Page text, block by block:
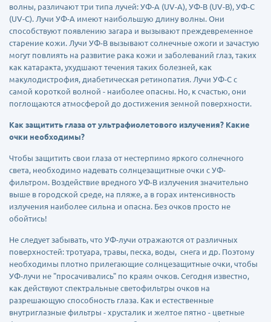
волны, различают три типа лучей: УФ-А (UV-A), УФ-В (UV-B), УФ-С
(UV-C). Лучи УФ-А имеют наибольшую длину волны. Они
способствуют появлению загара и вызывают преждевременное
старение кожи. Лучи УФ-В вызывают солнечные ожоги и зачастую
могут повлиять на развитие рака кожи и заболеваний глаз, таких
как катаракта, ухудшают течения таких болезней, как
макулодистрофия, диабетическая ретинопатия. Лучи УФ-С с
самой короткой волной - наиболее опасны. Но, к счастью, они
поглощаются атмосферой до достижения земной поверхности.
Как защитить глаза от ультрафиолетового излучения? Какие
очки необходимы?
Чтобы защитить свои глаза от нестерпимо яркого солнечного
света, необходимо надевать солнцезащитные очки с УФ-
фильтром. Воздействие вредного УФ-В излучения значительно
выше в городской среде, на пляже, а в горах интенсивность
излучения наиболее сильна и опасна. Без очков просто не
обойтись!
Не следует забывать, что УФ-лучи отражаются от различных
поверхностей: тротуара, травы, песка, воды, снега и др. Поэтому
необходимы плотно прилегающие солнцезащитные очки, чтобы
УФ-лучи не "просачивались" по краям очков. Сегодня известно,
как действуют спектральные светофильтры очков на
разрешающую способность глаза. Как и естественные
внутриглазные фильтры - хрусталик и желтое пятно - цветные